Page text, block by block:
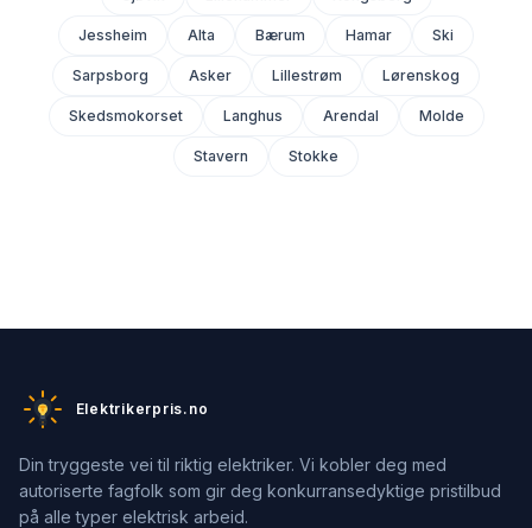
Jessheim Alta Bærum Hamar Ski
Sarpsborg Asker Lillestrøm Lørenskog
Skedsmokorset Langhus Arendal Molde
Stavern Stokke
Elektrikerpris.no
Din tryggeste vei til riktig elektriker. Vi kobler deg med
autoriserte fagfolk som gir deg konkurransedyktige pristilbud
på alle typer elektrisk arbeid.